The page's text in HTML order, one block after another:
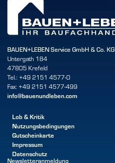
BAUEN+LEBEN Service GmbH & Co. KG
Untergath 184
47805 Krefeld
Tel.: +49 2151 4577-0
Fax: +49 2151 4577-499
info@bauenundleben.com
Lob & Kritik
Nutzungsbedingungen
Gutscheinkarte
Impressum
Datenschutz
Newsletteranmeldung